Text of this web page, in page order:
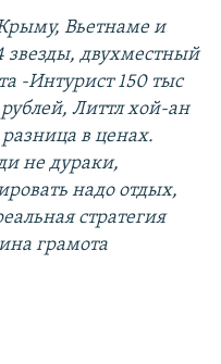
Вьетнаме и
звезды, двухместный
-Интурист 150 тыс
Литтл хой-ан
в ценах.
не дураки,
надо отдых,
стратегия
грамота